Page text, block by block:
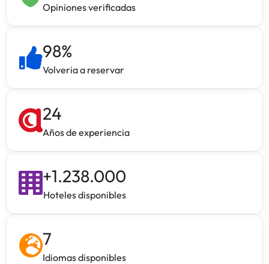
Opiniones verificadas
98%
Volveria a reservar
24
Años de experiencia
+1.238.000
Hoteles disponibles
7
Idiomas disponibles